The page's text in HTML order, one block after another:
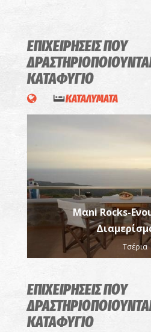
ΕΠΙΧΕΙΡΗΣΕΙΣ ΠΟΥ
ΚΑΤΑΦΥΓΙΟ
ΚΑΤΑΛΥΜΑΤΑ
Μαni Rocks-
Τσέρια
ΕΠΙΧΕΙΡΗΣΕΙΣ ΠΟΥ
ΚΑΤΑΦΥΓΙΟ